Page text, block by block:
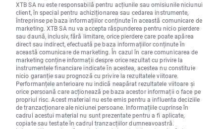
XTB SA nu este responsabilă pentru acțiunile sau omisiunile niciunui
client, în special pentru achiziționarea sau cedarea instrumente,
întreprinse pe baza informațiilor conținute în această comunicare de
marketing. XTB SA nu va accepta răspunderea pentru nicio pierdere
sau daună, inclusiv, fără limitare, orice pierdere care poate apărea
direct sau indirect, efectuată pe baza informațiilor conținute în
această comunicare de marketing. În cazul în care comunicarea de
marketing conține informații despre orice rezultat cu privire la
instrumentele financiare indicate în acestea, acestea nu constituie
nicio garanție sau prognoză cu privire la rezultatele viitoare.
Performanțele anterioare nu indică neapărat rezultatele viitoare și
orice persoană care acționează pe baza acestor informații o face pe
propriul risc. Acest material nu este emis pentru a influenta deciziile
de tranzacționare ale niciunei persoane. Informațiile cuprinse în
cadrul acestui material nu sunt prezentate pentru a fi aplicate,
copiate sau testate în cadrul tranzacțiilor dumneavoastră.